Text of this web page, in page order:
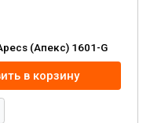
(Апекс) 1601-G
в корзину